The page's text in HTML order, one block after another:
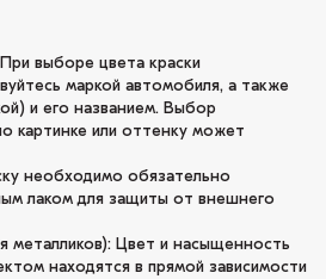
выборе цвета краски
маркой автомобиля, а также
и его названием. Выбор
картинке или оттенку может
необходимо обязательно
лаком для защиты от внешнего
металликов): Цвет и насыщенность
находятся в прямой зависимости